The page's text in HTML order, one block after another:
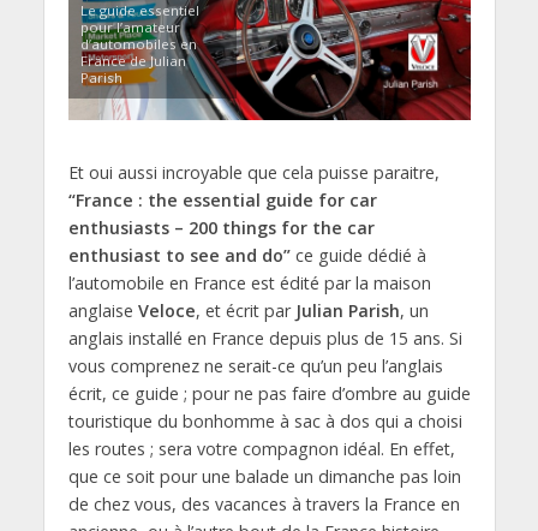
Le guide essentiel
pour l’amateur
d’automobiles en
France de Julian
Parish
Et oui aussi incroyable que cela puisse paraitre,
“France : the essential guide for car
enthusiasts – 200 things for the car
enthusiast to see and do”ce guide dédié à
l’automobile en France est édité par la maison
anglaise Veloce, et écrit par Julian Parish, un
anglais installé en France depuis plus de 15 ans. Si
vous comprenez ne serait-ce qu’un peu l’anglais
écrit, ce guide ; pour ne pas faire d’ombre au guide
touristique du bonhomme à sac à dos qui a choisi
les routes ; sera votre compagnon idéal. En effet,
que ce soit pour une balade un dimanche pas loin
de chez vous, des vacances à travers la France en